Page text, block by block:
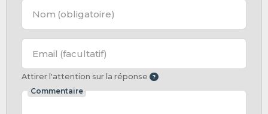
Nom (obligatoire)
Email (facultatif)
Attirer l'attention sur la réponse
Commentaire